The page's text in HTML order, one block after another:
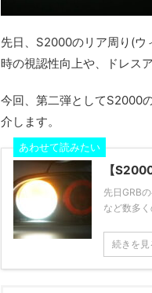
先日、S2000のリア周り(ウ
時の視認性向上や、ドレス
今回、第二弾としてS2000
介します。
あわせて読みたい
【
先日GRB
など数多
続きを見